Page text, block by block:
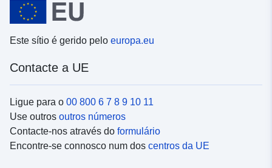
Este sítio é gerido pelo europa.eu
Contacte a UE
Ligue para o 00 800 6 7 8 9 10 11
Use outros outros números
Contacte-nos através do formulário
Encontre-se connosco num dos centros da UE